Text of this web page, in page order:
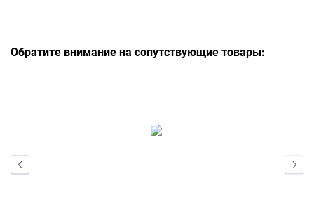
Обратите внимание на сопутствующие товары: